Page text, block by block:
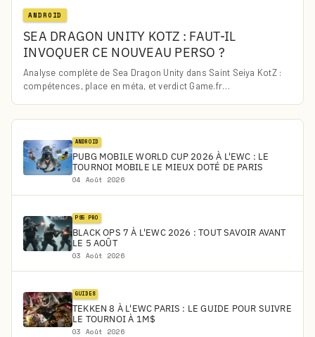
ANDROID
SEA DRAGON UNITY KOTZ : FAUT-IL
INVOQUER CE NOUVEAU PERSO ?
Analyse complète de Sea Dragon Unity dans Saint Seiya KotZ :
compétences, place en méta, et verdict Game.fr…
ANDROID
PUBG MOBILE WORLD CUP 2026 À L'EWC : LE
TOURNOI MOBILE LE MIEUX DOTÉ DE PARIS
04 Août 2026
PS5 PRO
BLACK OPS 7 À L'EWC 2026 : TOUT SAVOIR AVANT
LE 5 AOÛT
03 Août 2026
GUIDES
TEKKEN 8 À L'EWC PARIS : LE GUIDE POUR SUIVRE
LE TOURNOI À 1M$
03 Août 2026